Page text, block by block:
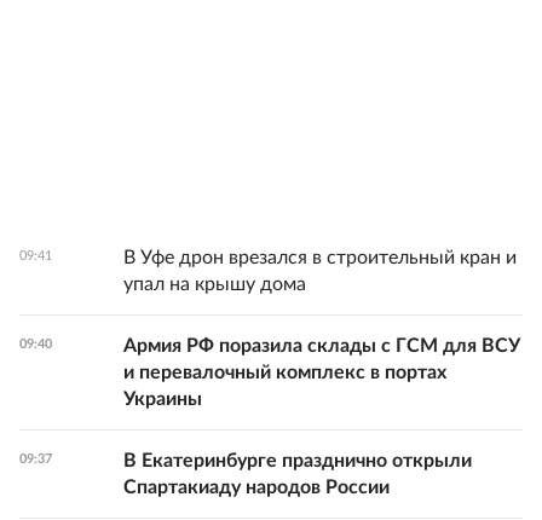
09:41
В Уфе дрон врезался в строительный кран и
упал на крышу дома
09:40
Армия РФ поразила склады с ГСМ для ВСУ
и перевалочный комплекс в портах
Украины
09:37
В Екатеринбурге празднично открыли
Спартакиаду народов России